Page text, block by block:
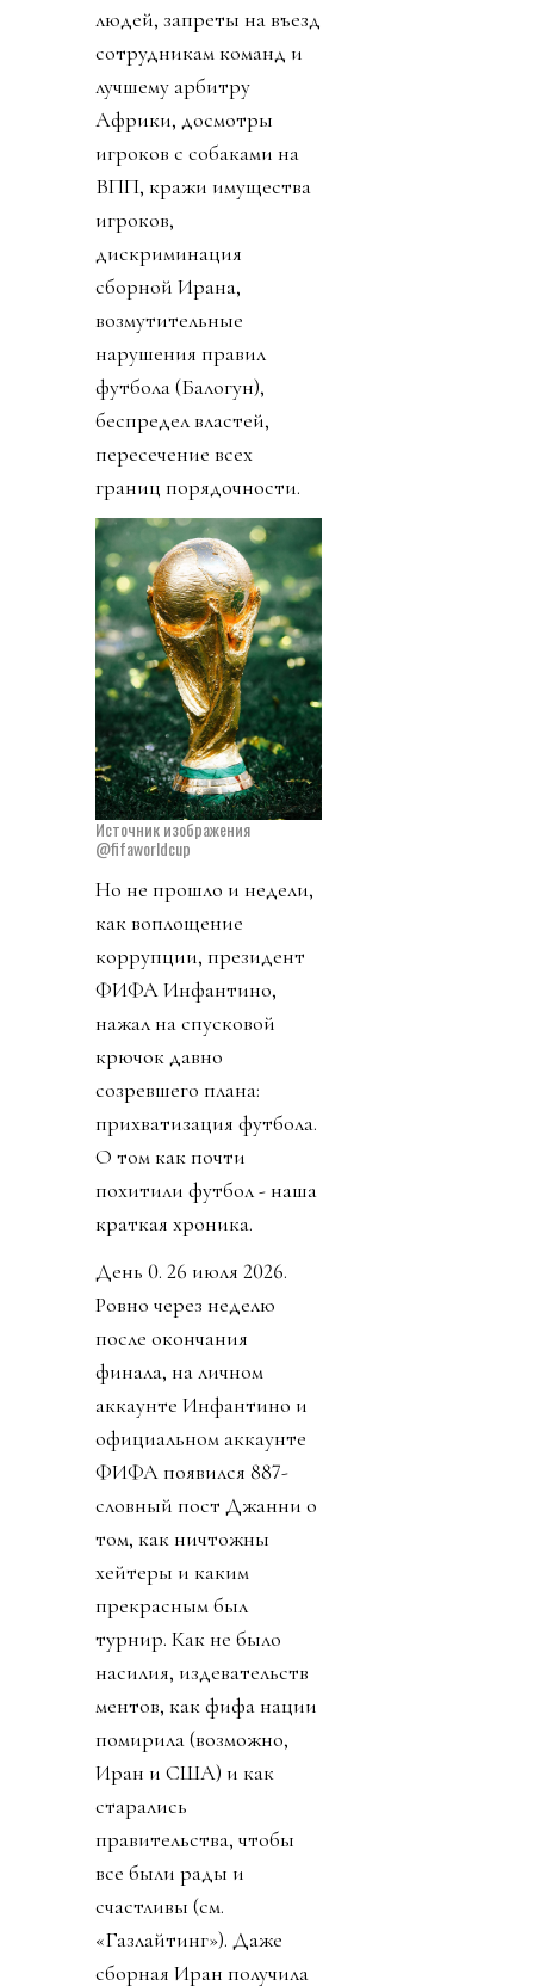
людей, запреты на въезд
сотрудникам команд и
лучшему арбитру
Африки, досмотры
игроков с собаками на
ВПП, кражи имущества
игроков,
дискриминация
сборной Ирана,
возмутительные
нарушения правил
футбола (Балогун),
беспредел властей,
пересечение всех
границ порядочности.
Источник изображения
@fifaworldcup
Но не прошло и недели,
как воплощение
коррупции, президент
ФИФА Инфантино,
нажал на спусковой
крючок давно
созревшего плана:
прихватизация футбола.
О том как почти
похитили футбол - наша
краткая хроника.
День 0. 26 июля 2026.
Ровно через неделю
после окончания
финала, на личном
аккаунте Инфантино и
официальном аккаунте
ФИФА появился 887-
словный пост Джанни о
том, как ничтожны
хейтеры и каким
прекрасным был
турнир. Как не было
насилия, издевательств
ментов, как фифа нации
помирила (возможно,
Иран и США) и как
старались
правительства, чтобы
все были рады и
счастливы (см.
«Газлайтинг»). Даже
сборная Иран получила